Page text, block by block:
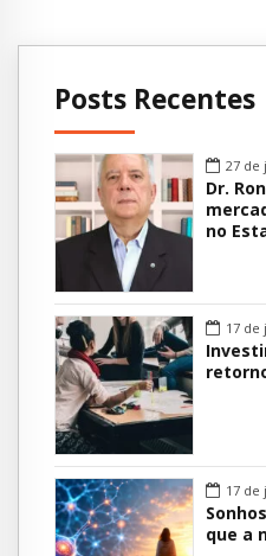
Posts Recentes
27 de
Dr.
no
17 de
17 de
que a